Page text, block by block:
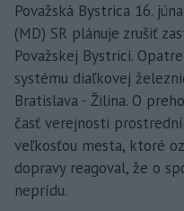
Považská Bystrica 16.
(MD) SR plánuje zrušiť
Považskej Bystrici.
systému diaľkovej
Bratislava - Žilina. O
časť verejnosti
veľkosťou mesta, ktoré
dopravy reagoval, že o
neprídu.